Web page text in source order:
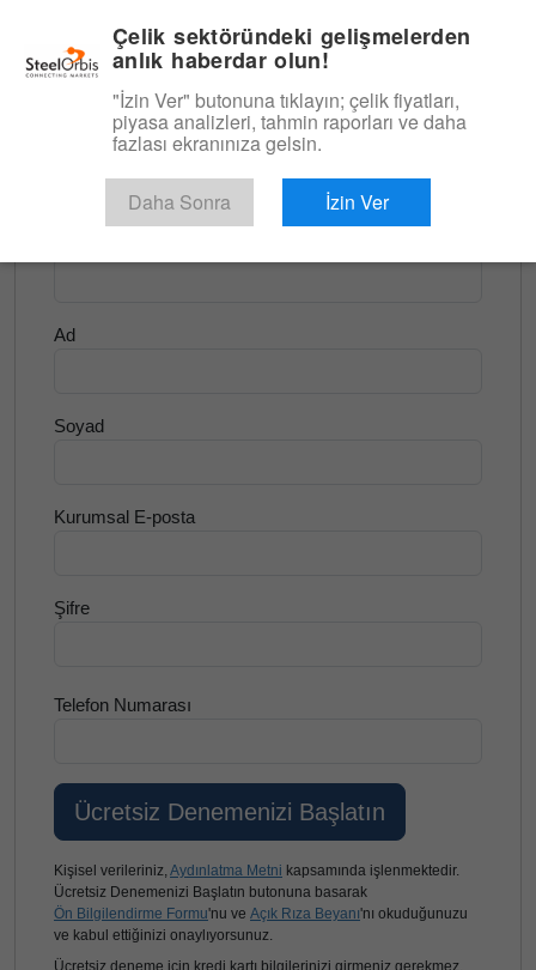
Uzun Ürünler ve Kütük
Ücretsiz Deneyin
Ad
Soyad
Kurumsal E-posta
Şifre
Telefon Numarası
Kişisel verileriniz, Aydınlatma Metni kapsamında işlenmektedir.
Ücretsiz Denemenizi Başlatın butonuna basarak
Ön Bilgilendirme Formu'nu ve Açık Rıza Beyanı'nı okuduğunuzu
ve kabul ettiğinizi onaylıyorsunuz.
Ücretsiz deneme için kredi kartı bilgilerinizi girmeniz gerekmez.
Çelik sektöründeki gelişmelerden
anlık haberdar olun!
"İzin Ver" butonuna tıklayın; çelik fiyatları,
piyasa analizleri, tahmin raporları ve daha
fazlası ekranınıza gelsin.
Daha Sonra İzin Ver